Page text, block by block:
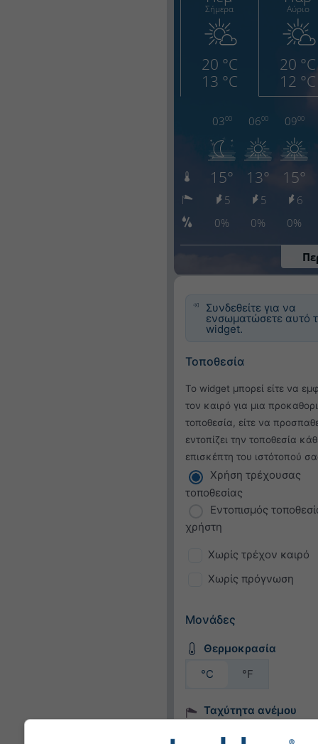
Συνδεθείτε για να
ενσωματώσετε αυτό
widget.
Τοποθεσία
Το widget μπορεί είτε να
τον καιρό για μια
τοποθεσία, είτε να
εντοπίζει την τοποθεσία
επισκέπτη του ιστότοπού
Χρήση τρέχουσας
τοποθεσίας
Εντοπισμός
χρήστη
Χωρίς τρέχον καιρό
Χωρίς πρόγνωση
Μονάδες
Θερμοκρασία
°C
°F
Ταχύτητα ανέμου
km/h